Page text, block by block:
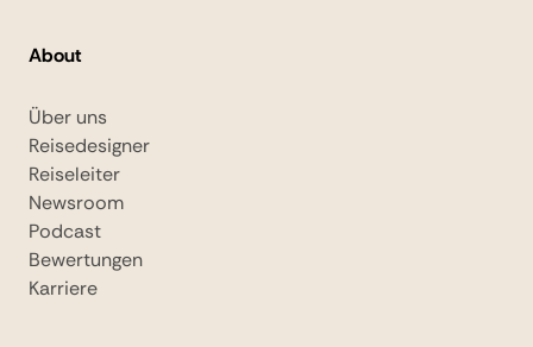
About
Über uns
Reisedesigner
Reiseleiter
Newsroom
Podcast
Bewertungen
Karriere